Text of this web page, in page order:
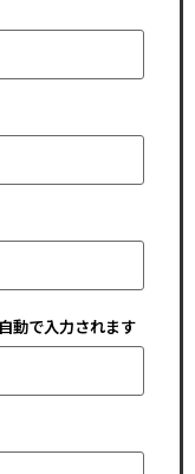
動で入力されます